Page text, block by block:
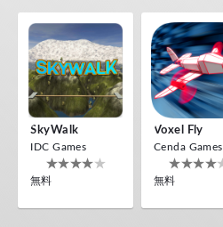
SkyWalk
IDC Games
無料
Voxel Fly
Cenda Games
無料